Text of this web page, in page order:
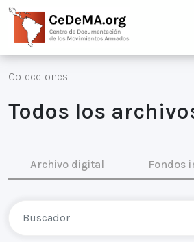
Colecciones
Todos los
Archivo digital Fondos